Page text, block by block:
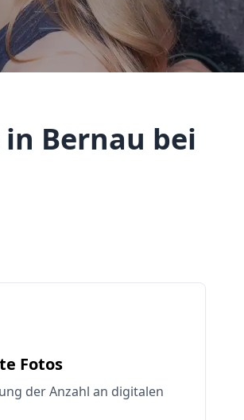
Bernau bei
Fotos
der Anzahl an digitalen